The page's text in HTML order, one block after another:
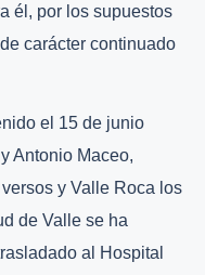
él, por los supuestos
carácter continuado
el 15 de junio
Antonio Maceo,
y Valle Roca los
de Valle se ha
al Hospital